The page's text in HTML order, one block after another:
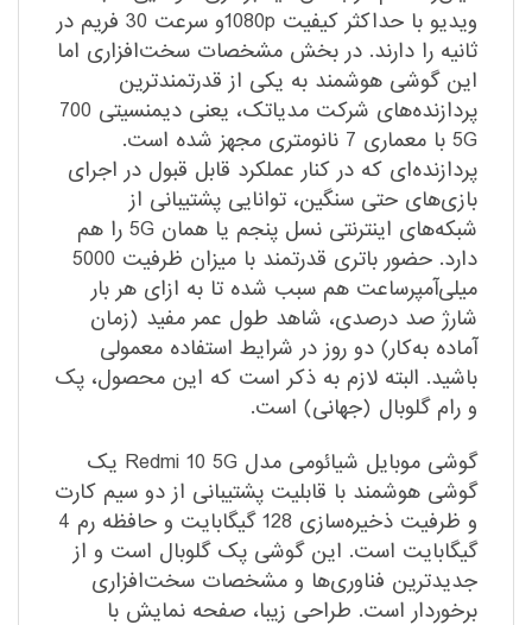
ویدیو با حداکثر کیفیت 1080pو سرعت 30 فریم در
ثانیه را دارند. در بخش مشخصات سخت‌افزاری اما
این گوشی هوشمند به یکی از قدرتمند‌ترین
پردازنده‌های شرکت مدیاتک، یعنی دیمنسیتی 700
5G با معماری 7 نانومتری مجهز شده است.
پردازنده‌ای که در کنار عملکرد قابل قبول در اجرای
بازی‌های حتی سنگین، توانایی پشتیبانی از
شبکه‌های اینترنتی نسل پنجم یا همان 5G را هم
دارد. حضور باتری قدرتمند با میزان ظرفیت 5000
میلی‌آمپر‌ساعت هم سبب شده تا به ازای هر بار
شارژ صد درصدی، شاهد طول عمر مفید (زمان
آماده به‌کار) دو روز در شرایط استفاده معمولی
باشید. البته لازم به ذکر است که این محصول، پک
و رام گلوبال (جهانی) است.
گوشی موبایل شیائومی مدل Redmi 10 5G یک
گوشی هوشمند با قابلیت پشتیبانی از دو سیم کارت
و ظرفیت ذخیره‌سازی 128 گیگابایت و حافظه رم 4
گیگابایت است. این گوشی پک گلوبال است و از
جدیدترین فناوری‌ها و مشخصات سخت‌افزاری
برخوردار است. طراحی زیبا، صفحه نمایش با